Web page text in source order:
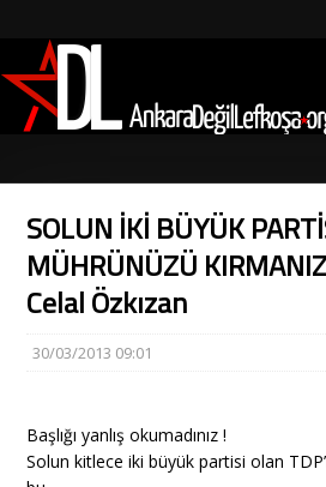
SOLUN İKİ BÜYÜK
MÜHRÜNÜZÜ
Celal Özkızan
30/03/2013 09:01
Başlığı yanlış okumadınız !
Solun kitlece iki büyük partisi olan